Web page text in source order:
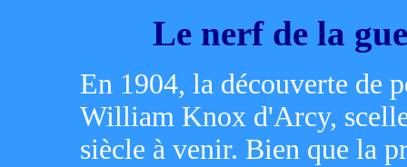
Le nerf de la
En 1904, la découverte de
William Knox d'Arcy,
siècle à venir. Bien que la